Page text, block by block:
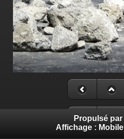
Propulsé par
Affichage : Mobile